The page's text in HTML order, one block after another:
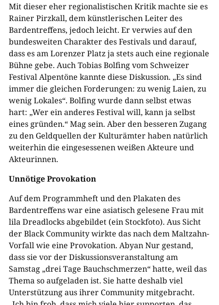
Mit dieser eher regionalistischen Kritik machte sie es
Rainer Pirzkall, dem künstlerischen Leiter des
Bardentreffens, jedoch leicht. Er verwies auf den
bundesweiten Charakter des Festivals und darauf,
dass es am Lorenzer Platz ja stets auch eine regionale
Bühne gebe. Auch Tobias Bolfing vom Schweizer
Festival Alpentöne kannte diese Diskussion. „Es sind
immer die gleichen Forderungen: zu wenig Laien, zu
wenig Lokales“. Bolfing wurde dann selbst etwas
hart: „Wer ein anderes Festival will, kann ja selbst
eines gründen.“ Mag sein. Aber den besseren Zugang
zu den Geldquellen der Kulturämter haben natürlich
weiterhin die eingesessenen weißen Akteure und
Akteurinnen.
Unnötige Provokation
Auf dem Programmheft und den Plakaten des
Bardentreffens war eine asiatisch gelesene Frau mit
lila Dreadlocks abgebildet (ein Stockfoto). Aus Sicht
der Black Community wirkte das nach dem Maltzahn-
Vorfall wie eine Provokation. Abyan Nur gestand,
dass sie vor der Diskussionsveranstaltung am
Samstag „drei Tage Bauchschmerzen“ hatte, weil das
Thema so aufgeladen ist. Sie hatte deshalb viel
Unterstützung aus ihrer Community mitgebracht.